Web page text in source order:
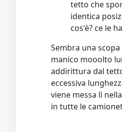
tetto che
identica
cos'è? ce le
Sembra una
manico mooolto
addirittura dal
eccessiva
viene messa lì
in tutte le